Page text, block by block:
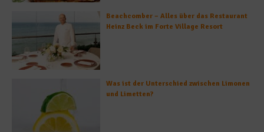
Beachcomber – Alles über das Restaurant
Heinz Beck im Forte Village Resort
Was ist der Unterschied zwischen Limonen
und Limetten?